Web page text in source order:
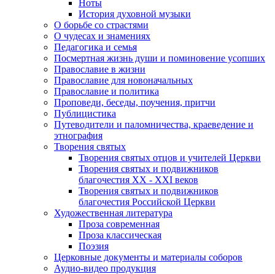
Ноты
История духовной музыки
О борьбе со страстями
О чудесах и знамениях
Педагогика и семья
Посмертная жизнь души и поминовение усопших
Православие в жизни
Православие для новоначальных
Православие и политика
Проповеди, беседы, поучения, притчи
Публицистика
Путеводители и паломничества, краеведение и
этнография
Творения святых
Творения святых отцов и учителей Церкви
Творения святых и подвижников
благочестия ХХ - ХХI веков
Творения святых и подвижников
благочестия Российской Церкви
Художественная литература
Проза современная
Проза классическая
Поэзия
Церковные документы и материалы соборов
Аудио-видео продукция